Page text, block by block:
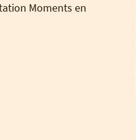
Moments en